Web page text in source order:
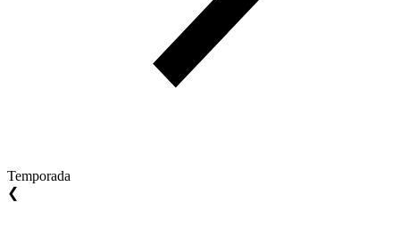
Temporada
❮